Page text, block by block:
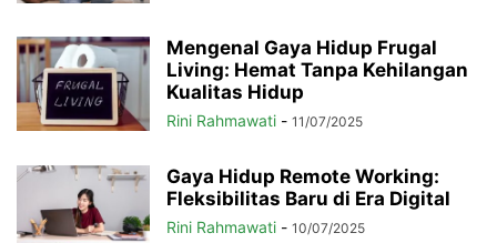
Mengenal Gaya Hidup Frugal
Living: Hemat Tanpa Kehilangan
Kualitas Hidup
Rini Rahmawati - 11/07/2025
Gaya Hidup Remote Working:
Fleksibilitas Baru di Era Digital
Rini Rahmawati - 10/07/2025